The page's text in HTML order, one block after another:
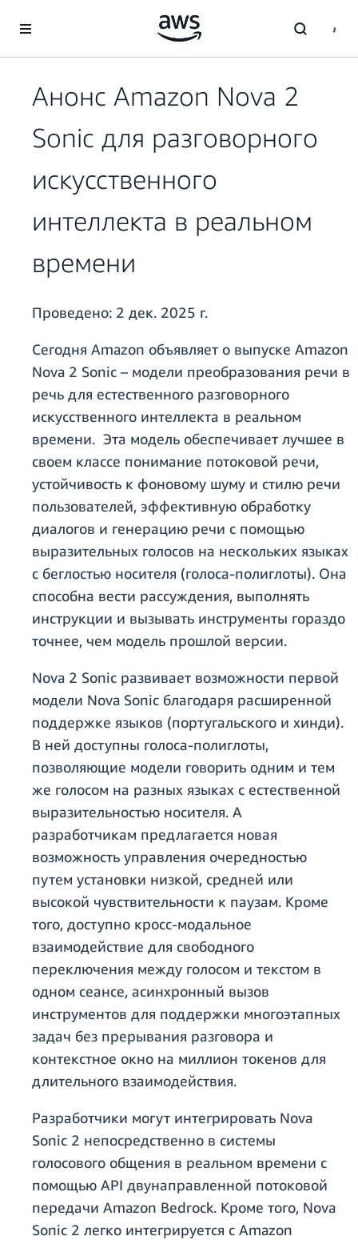
Перейти к главному контенту
Анонс Amazon Nova 2
Sonic для разговорного
искусственного
интеллекта в реальном
времени
Проведено: 2 дек. 2025 г.
Сегодня Amazon объявляет о выпуске Amazon
Nova 2 Sonic – модели преобразования речи в
речь для естественного разговорного
искусственного интеллекта в реальном
времени. Эта модель обеспечивает лучшее в
своем классе понимание потоковой речи,
устойчивость к фоновому шуму и стилю речи
пользователей, эффективную обработку
диалогов и генерацию речи с помощью
выразительных голосов на нескольких языках
с беглостью носителя (голоса-полиглоты). Она
способна вести рассуждения, выполнять
инструкции и вызывать инструменты гораздо
точнее, чем модель прошлой версии.
Nova 2 Sonic развивает возможности первой
модели Nova Sonic благодаря расширенной
поддержке языков (португальского и хинди).
В ней доступны голоса-полиглоты,
позволяющие модели говорить одним и тем
же голосом на разных языках с естественной
выразительностью носителя. А
разработчикам предлагается новая
возможность управления очередностью
путем установки низкой, средней или
высокой чувствительности к паузам. Кроме
того, доступно кросс-модальное
взаимодействие для свободного
переключения между голосом и текстом в
одном сеансе, асинхронный вызов
инструментов для поддержки многоэтапных
задач без прерывания разговора и
контекстное окно на миллион токенов для
длительного взаимодействия.
Разработчики могут интегрировать Nova
Sonic 2 непосредственно в системы
голосового общения в реальном времени с
помощью API двунаправленной потоковой
передачи Amazon Bedrock. Кроме того, Nova
Sonic 2 легко интегрируется с Amazon